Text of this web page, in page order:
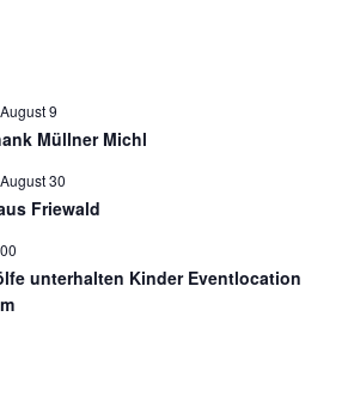
August 9
Müllner Michl
August 30
Friewald
unterhalten Kinder Eventlocation